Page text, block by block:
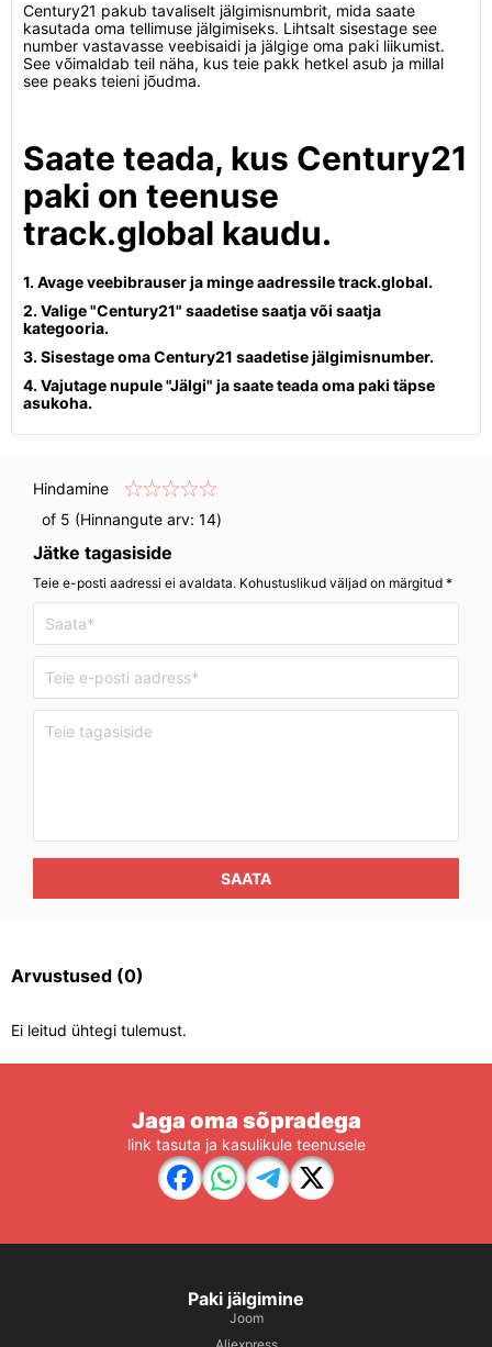
Century21 pakub tavaliselt jälgimisnumbrit, mida saate
kasutada oma tellimuse jälgimiseks. Lihtsalt sisestage see
number vastavasse veebisaidi ja jälgige oma paki liikumist.
See võimaldab teil näha, kus teie pakk hetkel asub ja millal
see peaks teieni jõudma.
Saate teada, kus Century21
paki on teenuse
track.global kaudu.
1. Avage veebibrauser ja minge aadressile track.global.
2. Valige "Century21" saadetise saatja või saatja
kategooria.
3. Sisestage oma Century21 saadetise jälgimisnumber.
4. Vajutage nupule "Jälgi" ja saate teada oma paki täpse
asukoha.
Hindamine
of 5 (Hinnangute arv: 14)
Jätke tagasiside
Teie e-posti aadressi ei avaldata. Kohustuslikud väljad on märgitud *
SAATA
Arvustused (0)
Ei leitud ühtegi tulemust.
Jaga oma sõpradega
link tasuta ja kasulikule teenusele
Paki jälgimine
Joom